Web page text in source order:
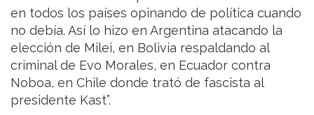
en todos los países opinando de política cuando
no debía. Así lo hizo en Argentina atacando la
elección de Milei, en Bolivia respaldando al
criminal de Evo Morales, en Ecuador contra
Noboa, en Chile donde trató de fascista al
presidente Kast”.